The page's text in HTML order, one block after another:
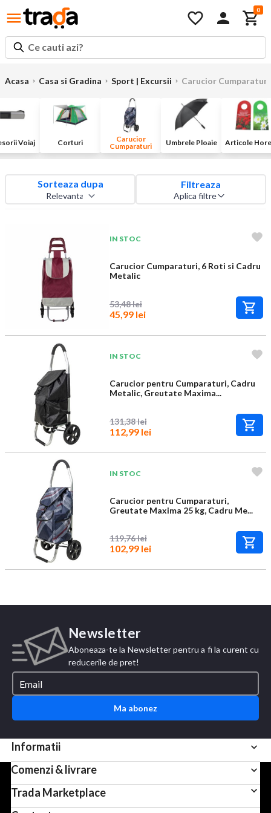
0
Ce cauti azi?
Acasa Casa si Gradina Sport | Excursii Carucior Cumparaturi
Voiaj Corturi
Carucior
Cumparaturi
Umbrele Ploaie Articole
Sorteaza dupa Filtreaza
Aplica filtre
IN STOC
Carucior Cumparaturi, 6 Roti si Cadru
Metalic
53,48 lei
45,99 lei
IN STOC
Carucior pentru Cumparaturi, Cadru
Metalic, Greutate Maxima...
131,38 lei
112,99 lei
IN STOC
Carucior pentru Cumparaturi,
Greutate Maxima 25 kg, Cadru Me...
119,76 lei
102,99 lei
Newsletter
Aboneaza-te la Newsletter pentru a fi la curent cu
reducerile de pret!
Ma abonez
Informatii
Comenzi & livrare
Trada Marketplace
Pentru scopuri precum afisarea de continut personalizat,
folosim module cookie sau tehnologii similare. Apasand